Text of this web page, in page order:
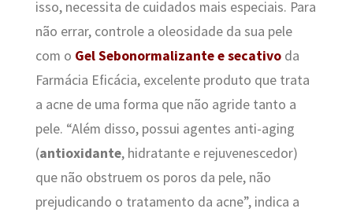
isso, necessita de cuidados mais especiais. Para
não errar, controle a oleosidade da sua pele
com o Gel Sebonormalizante e secativoda
Farmácia Eficácia, excelente produto que trata
a acne de uma forma que não agride tanto a
pele. “Além disso, possui agentes anti-aging
(antioxidante, hidratante e rejuvenescedor)
que não obstruem os poros da pele, não
prejudicando o tratamento da acne”, indica a